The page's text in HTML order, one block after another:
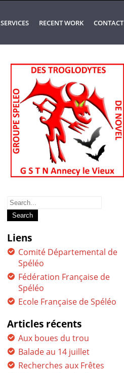
SERVICES RECENT WORK CONTACT
Search
for:
Liens
Comité Départemental de
Spéléo
Fédération Française de
Spéléo
Ecole Française de Spéléo
Articles récents
Aux boues du trou
Balade au 14 juillet
Recherches aux Frêtes